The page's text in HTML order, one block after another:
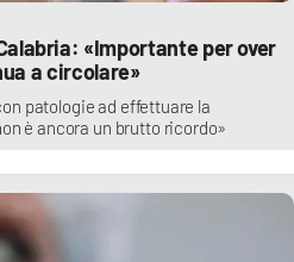
«Importante per over
a circolare»
patologie ad effettuare la
è ancora un brutto ricordo»